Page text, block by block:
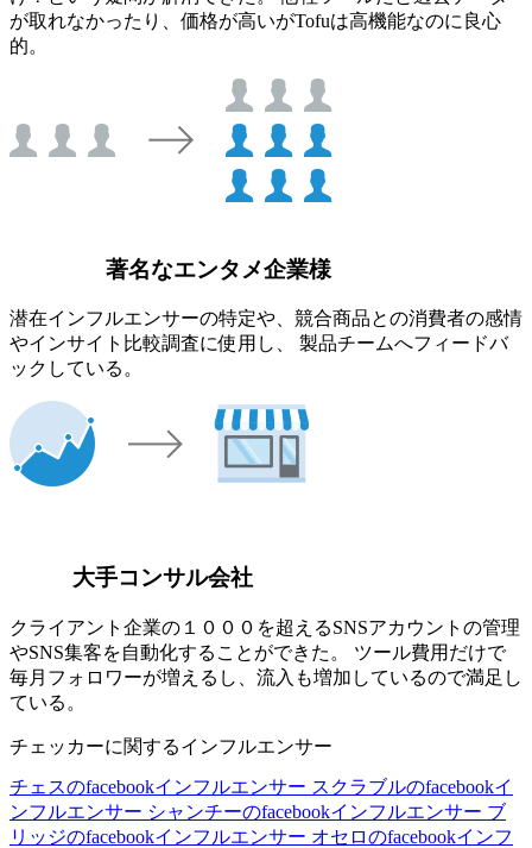
が取れなかったり、価格が高いがTofuは高機能なのに良心
的。
著名なエンタメ企業様
潜在インフルエンサーの特定や、競合商品との消費者の感情
やインサイト比較調査に使用し、 製品チームへフィードバ
ックしている。
大手コンサル会社
クライアント企業の１０００を超えるSNSアカウントの管理
やSNS集客を自動化することができた。 ツール費用だけで
毎月フォロワーが増えるし、流入も増加しているので満足し
ている。
チェッカーに関するインフルエンサー
チェスのfacebookインフルエンサー スクラブルのfacebookイ
ンフルエンサー シャンチーのfacebookインフルエンサー ブ
リッジのfacebookインフルエンサー オセロのfacebookインフ